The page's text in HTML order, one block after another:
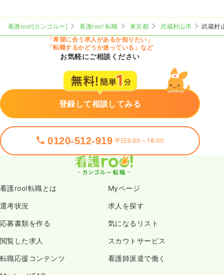
看護roo![カンゴルー] 看護roo! 転職 東京都 武蔵村山市
武蔵村
「希望に合う求人があるか知りたい」
「転職するかどうか迷っている」など
お気軽にご相談ください
登録して相談してみる
0120-512-919 平日9:00～18:00
看護roo!転職とは Myページ
選考状況 求人を探す
応募書類を作る 気になるリスト
閲覧した求人 スカウトサービス
転職応援コンテンツ 看護師派遣で働く